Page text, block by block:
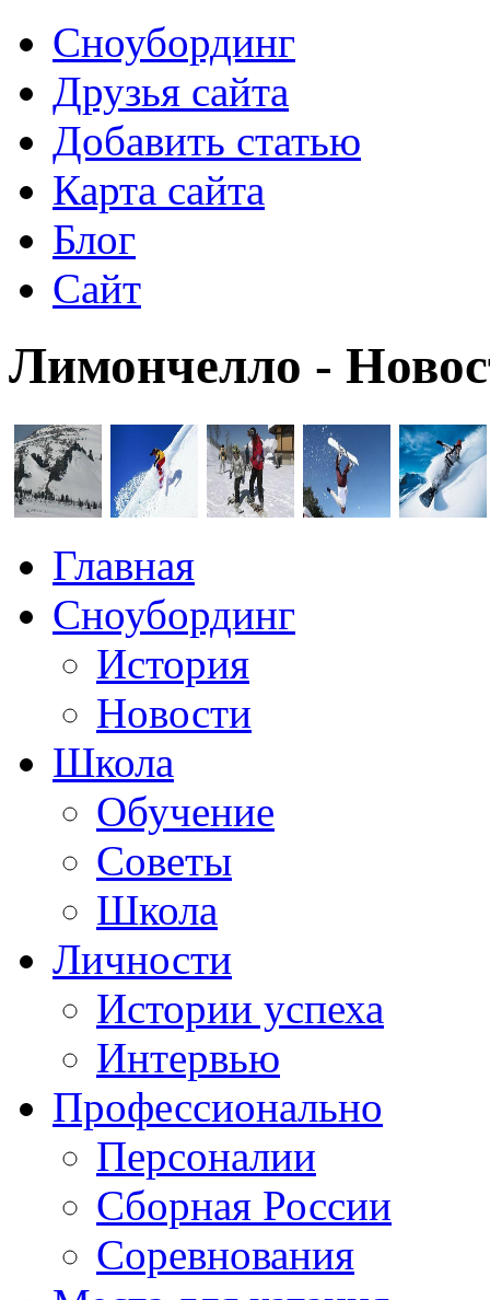
Сноубординг
Друзья сайта
Добавить статью
Карта сайта
Блог
Сайт
Лимончелло -
Главная
Сноубординг
История
Новости
Школа
Обучение
Советы
Школа
Личности
Истории успеха
Интервью
Профессионально
Персоналии
Сборная России
Соревнования